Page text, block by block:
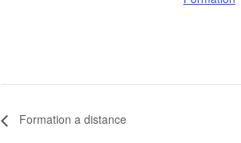
Formation a distance